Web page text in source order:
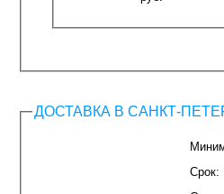
ДОСТАВКА В САНКТ-
Срок: